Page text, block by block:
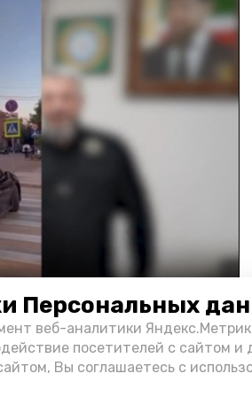
Персональных
веб-аналитики
посетителей с сайтом и
Вы соглашаетесь с
губернатора АО